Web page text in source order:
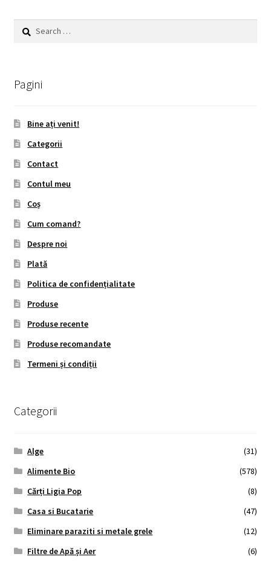
Search
Pagini
Bine ați venit!
Categorii
Contact
Contul meu
Coș
Cum comand?
Despre noi
Plată
Politica de confidențialitate
Produse
Produse recente
Produse recomandate
Termeni și condiții
Categorii
Alge
(31)
Alimente Bio
(578)
Cărți Ligia Pop
(8)
Casa si Bucatarie
(47)
Eliminare paraziti si metale grele
(12)
Filtre de Apă și Aer
(6)